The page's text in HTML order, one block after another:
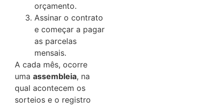
orçamento.
Assinar o contrato
e começar a pagar
as parcelas
mensais.
A cada mês, ocorre
uma assembleia, na
qual acontecem os
sorteios e o registro